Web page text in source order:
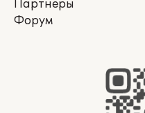
Партнеры
Форум